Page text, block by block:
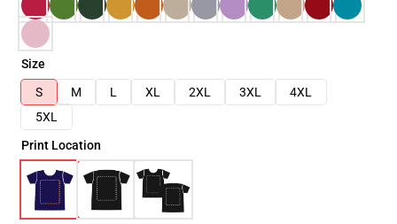
Size
S
M L XL 2XL 3XL
4XL
5XL
Print Location